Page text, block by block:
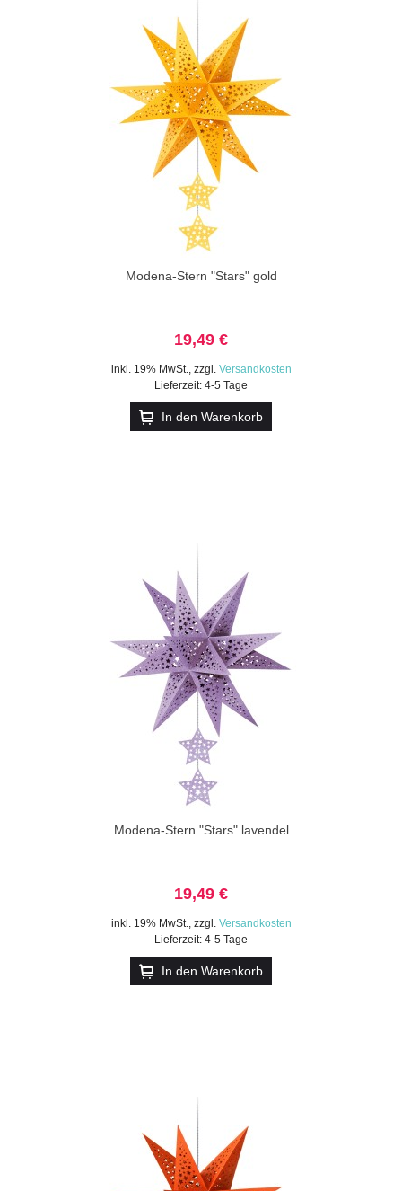
Modena-Stern "Stars" gold
19,49 €
inkl. 19% MwSt., zzgl. Versandkosten
Lieferzeit: 4-5 Tage
In den Warenkorb
Modena-Stern "Stars" lavendel
19,49 €
inkl. 19% MwSt., zzgl. Versandkosten
Lieferzeit: 4-5 Tage
In den Warenkorb